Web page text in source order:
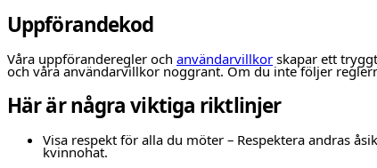
Uppförandekod
Våra uppföranderegler och användarvillkor skapar ett
och våra användarvillkor noggrant. Om du inte följer
Här är några viktiga riktlinjer
Visa respekt för alla du möter – Respektera andras
kvinnohat.